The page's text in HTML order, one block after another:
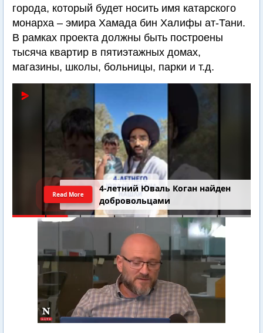
города, который будет носить имя катарского
монарха – эмира Хамада бин Халифы ат-Тани.
В рамках проекта должны быть построены
тысяча квартир в пятиэтажных домах,
магазины, школы, больницы, парки и т.д.
4-летний Юваль Коган найден
добровольцами
Read More